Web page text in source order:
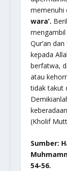
memenuhi
wara’.
mengambil
Qur’an
kepada
berfatwa,
atau
tidak takut
(Kholif
Sumber:
54-56.